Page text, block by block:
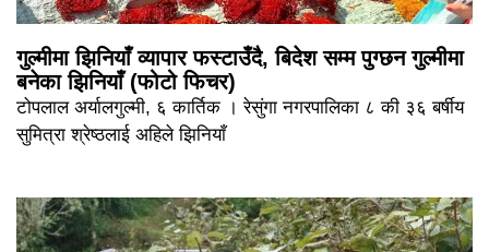
गुल्मीमा झिनियाँ व्यापार फस्टाउँदै, बिदेश सम्म पुग्छन गुल्मीमा
बनेका झिनियाँ (फोटो फिचर)
टोपलाल अर्यालगुल्मी, ६ कार्तिक । रेसुंगा नगरपालिका ८ की ३६ बर्षीय
सुमित्रा श्रेष्ठलाई अहिले झिनियाँ